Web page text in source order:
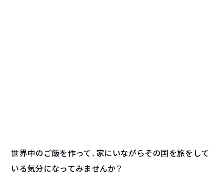
世界中のご飯を作って、家にいながらその国を旅をして
いる気分になってみませんか？